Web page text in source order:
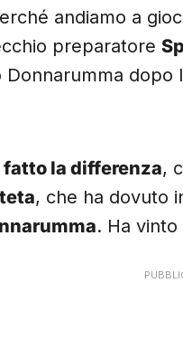
andiamo a
preparatore
Donnarumma
fatto la differenza,
, che ha dovuto
. Ha